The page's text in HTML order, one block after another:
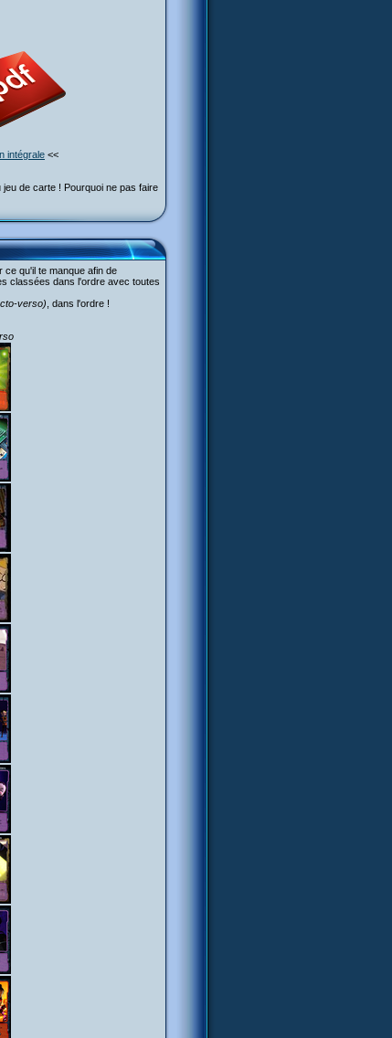
intégrale <<
de carte ! Pourquoi ne pas faire
qu'il te manque afin de
classées dans l'ordre avec toutes
verso) , dans l'ordre !